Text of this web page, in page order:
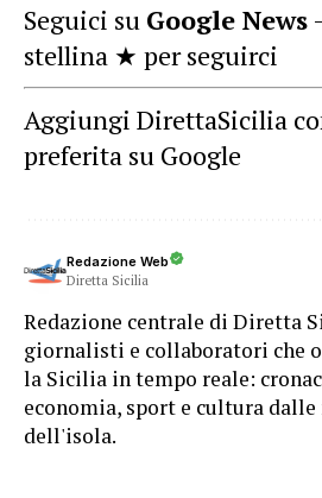
Seguici su Google News
stellina ★ per seguirci
Aggiungi DirettaSicilia
preferita su Google
Redazione Web
Diretta Sicilia
Redazione centrale di Diretta
giornalisti e collaboratori che
la Sicilia in tempo reale:
economia, sport e cultura dalle
dell'isola.